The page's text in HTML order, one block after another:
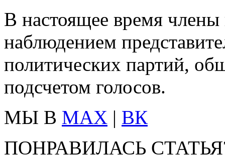
В настоящее время
наблюдением
политических партий,
подсчетом голосов.
МЫ В MAX | ВК
ПОНРАВИЛАСЬ